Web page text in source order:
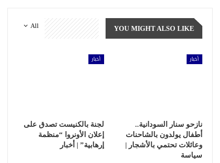
All YOU MIGHT ALSO LIKE
أخبار
نازحو سنار السودانية..
أطفال يولدون بالشاحنات
وعائلات تحتمي بالأشجار |
سياسة
أخبار
لجنة بالكنيست تصدق على
إعلان الأونروا “منظمة
إرهابية” | أخبار